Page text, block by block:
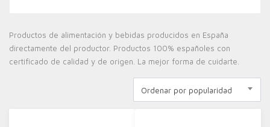
Productos de alimentación y bebidas producidos en España
directamente del productor. Productos 100% españoles con
certificado de calidad y de origen. La mejor forma de cuidarte.
Ordenar por popularidad